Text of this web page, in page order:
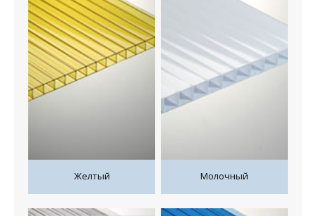
Желтый Молочный